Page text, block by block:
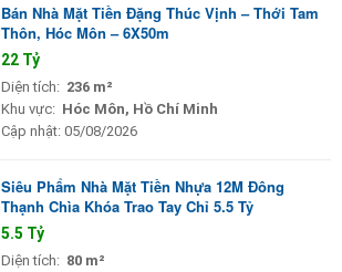
Bán Nhà Mặt Tiền Đặng Thúc Vịnh – Thới Tam
Thôn, Hóc Môn – 6X50m
22 Tỷ
Diện tích: 236 m²
Khu vực: Hóc Môn, Hồ Chí Minh
Cập nhật: 05/08/2026
Siêu Phẩm Nhà Mặt Tiền Nhựa 12M Đông
Thạnh Chìa Khóa Trao Tay Chỉ 5.5 Tỷ
5.5 Tỷ
Diện tích: 80 m²